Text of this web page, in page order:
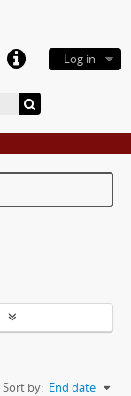
Log in
Sort by: End date